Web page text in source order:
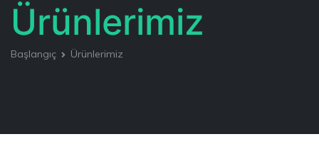
Ürünlerimiz
Başlangıç Ürünlerimiz